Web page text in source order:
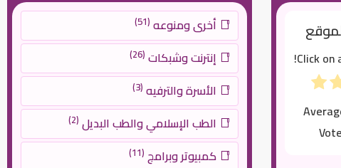
Click
أخرى ومنوعه (51)
إنترنت وشبكات (26)
الأسرة والترفيه (3)
الطب الإسلامي والطب البديل (2)
كمبيوتر وبرامج (11)